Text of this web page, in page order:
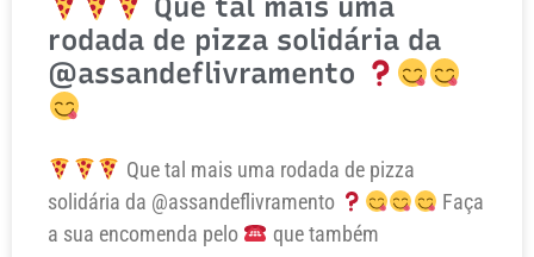
Que tal mais uma
rodada de pizza solidária da
@assandeflivramento
Que tal mais uma rodada de pizza
solidária da @assandeflivramento
Faça
a sua encomenda pelo
que também